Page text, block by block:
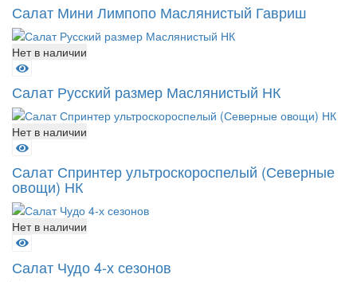
Салат Мини Лимпопо Маслянистый Гавриш
Нет в наличии
Салат Русский размер Маслянистый НК
Нет в наличии
Салат Спринтер ультроскороспелый (Северные
овощи) НК
Нет в наличии
Салат Чудо 4-х сезонов